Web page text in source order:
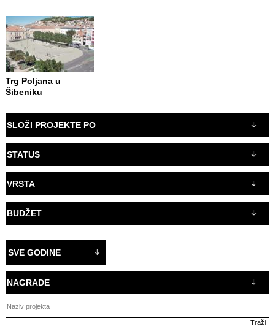
Trg Poljana u
Šibeniku
SLOŽI PROJEKTE PO
STATUS
VRSTA
BUDŽET
SVE GODINE
NAGRADE